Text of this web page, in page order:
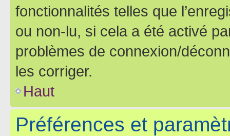
fonctionnalités telles que
ou non-lu, si cela a été activé
problèmes de connexion/
les corriger.
Haut
Préférences et